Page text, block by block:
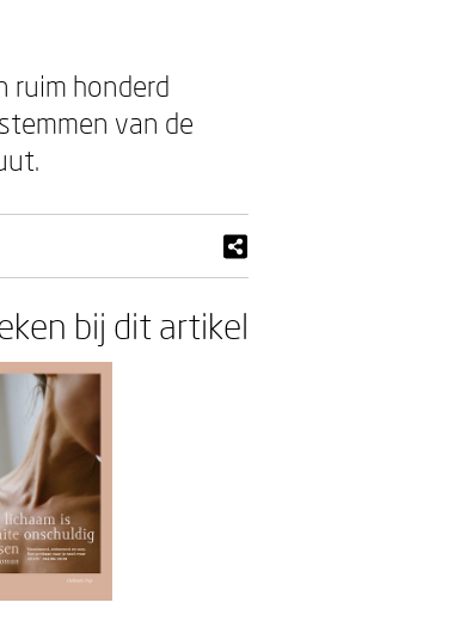
ruim honderd
van de
bij dit artikel